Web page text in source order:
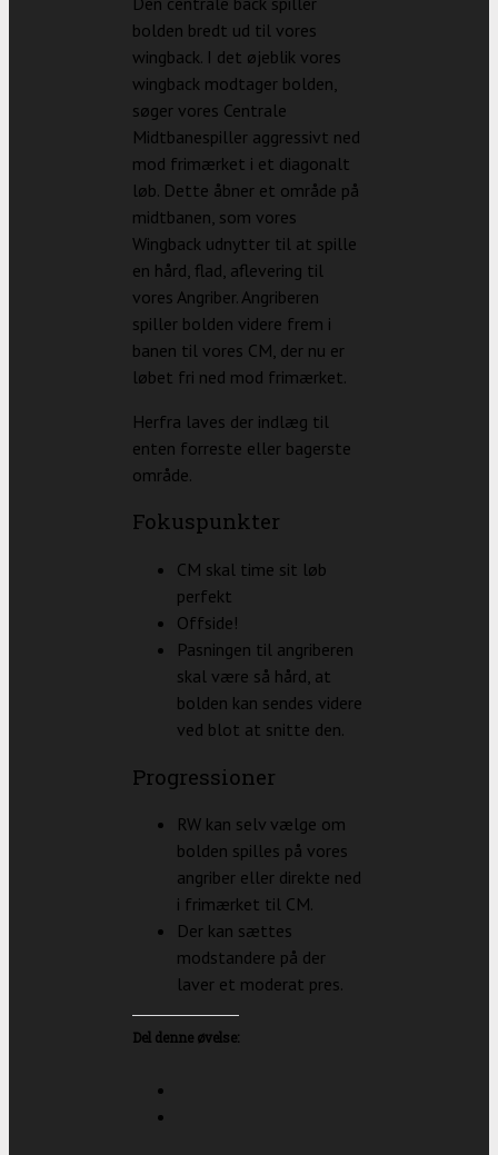
bolden bredt ud til vores
wingback. I det øjeblik vores
wingback modtager bolden,
søger vores Centrale
Midtbanespiller aggressivt ned
mod frimærket i et diagonalt
løb. Dette åbner et område på
midtbanen, som vores
Wingback udnytter til at spille
en hård, flad, aflevering til
vores Angriber. Angriberen
spiller bolden videre frem i
banen til vores CM, der nu er
løbet fri ned mod frimærket.
Herfra laves der indlæg til
enten forreste eller bagerste
område.
Fokuspunkter
CM skal time sit løb
perfekt
Offside!
Pasningen til angriberen
skal være så hård, at
bolden kan sendes videre
ved blot at snitte den.
Progressioner
RW kan selv vælge om
bolden spilles på vores
angriber eller direkte ned
i frimærket til CM.
Der kan sættes
modstandere på der
laver et moderat pres.
Del denne øvelse: